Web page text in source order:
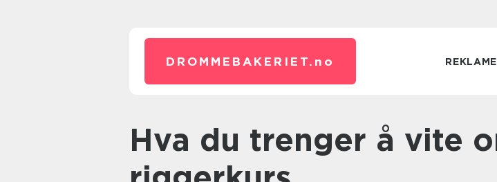
DROMMEBAKERIET. no REKLAME
Hva du trenger å vite om